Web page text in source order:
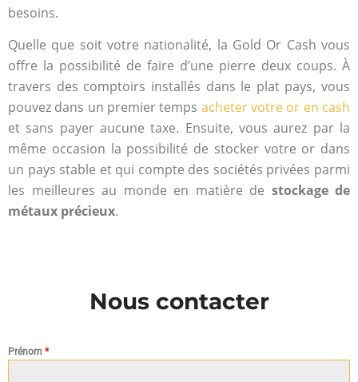
besoins.
Quelle que soit votre nationalité, la Gold Or Cash vous
offre la possibilité de faire d’une pierre deux coups. À
travers des comptoirs installés dans le plat pays, vous
pouvez dans un premier temps acheter votre or en cash
et sans payer aucune taxe. Ensuite, vous aurez par la
même occasion la possibilité de stocker votre or dans
un pays stable et qui compte des sociétés privées parmi
les meilleures au monde en matière de stockage de
métaux précieux.
Nous contacter
Prénom *